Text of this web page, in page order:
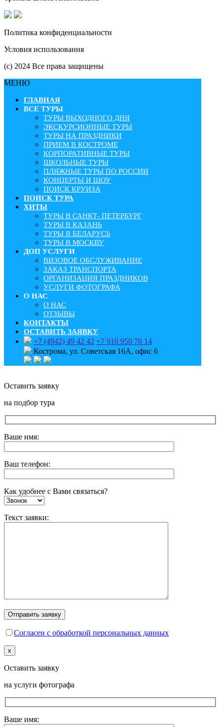
Политика конфиденциальности
Условия использования
(с) 2024 Все права защищены
МЕНЮ
ГЛАВНАЯ
ВСЕ ТУРЫ
ТУРЫ ВЫХОДНОГО ДНЯ
ЭКСКУРСИОННЫЕ ТУРЫ
ТУРЫ НА ПРАЗДНИКИ
ПРИЕМ В КОСТРОМЕ
КОРПОРАТИВНЫЕ ТУРЫ
ШКОЛЬНЫЕ ТУРЫ
ПЛЯЖНЫЕ ТУРЫ ПО РОССИИ
КОНЦЕРТЫ И ШОУ
ПОИСК КРУИЗА
ПОИСК ТУРА
ХИТЫ
ТУРЫ В САНКТ- ПЕТЕРБУРГ
ТУРЫ В КАЗАНЬ
ТУРЫ В БЕЛАРУСЬ
ТУРЫ В МОСКВУ
ДОП УСЛУГИ
ВИЗОВОЕ ОБСЛУЖИВАНИЕ
ЗАКАЗ ТРАНСПОРТА
ОРГАНИЗАЦИЯ ПРАЗДНИКОВ
УСЛУГИ ФОТОГРАФА
О НАС
О НАС
ОТЗЫВЫ
КОНТАКТЫ
ОСТАВИТЬ ЗАЯВКУ
+7 (4942) 49 42 42 +7 910 950 78 14
Кострома, ул. Советская 16А, офис 6
Оставить заявку
на подбор тура
Ваше имя:
Ваш телефон:
Как удобнее с Вами связаться?
Текст заявки:
Согласен с обработкой персональных данных
x
Оставить заявку
на услуги фотографа
Ваше имя: